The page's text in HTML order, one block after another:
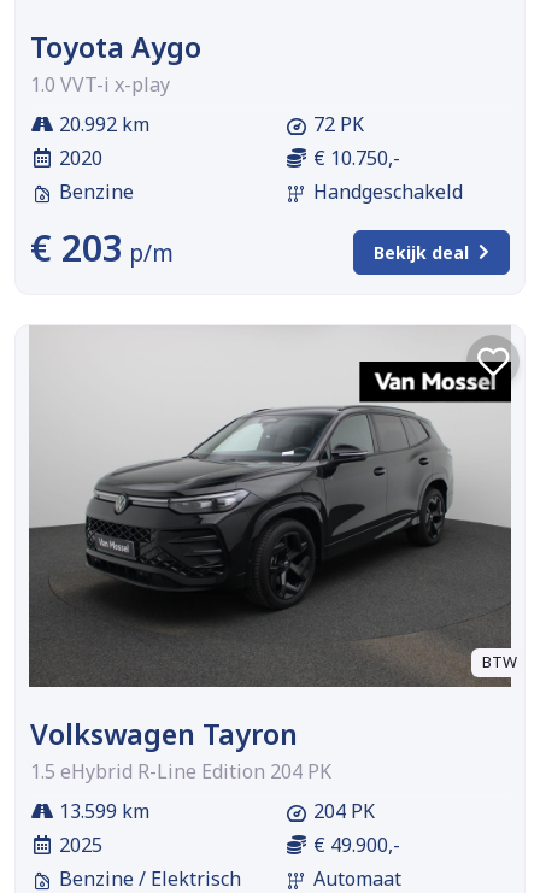
Toyota Aygo
1.0 VVT-i x-play
20.992 km
2020
Benzine
72 PK
€ 10.750,-
Handgeschakeld
€ 203 p/m Bekijk deal
BTW
Volkswagen Tayron
1.5 eHybrid R-Line Edition 204 PK
13.599 km
2025
Benzine / Elektrisch
204 PK
€ 49.900,-
Automaat